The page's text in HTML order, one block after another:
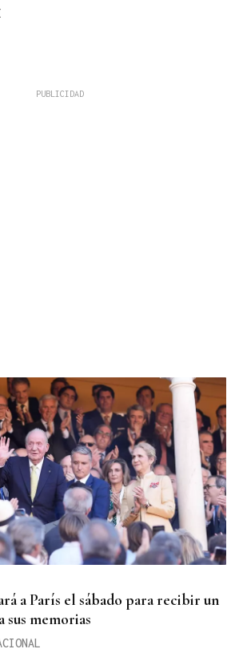
a París el sábado para recibir un
memorias